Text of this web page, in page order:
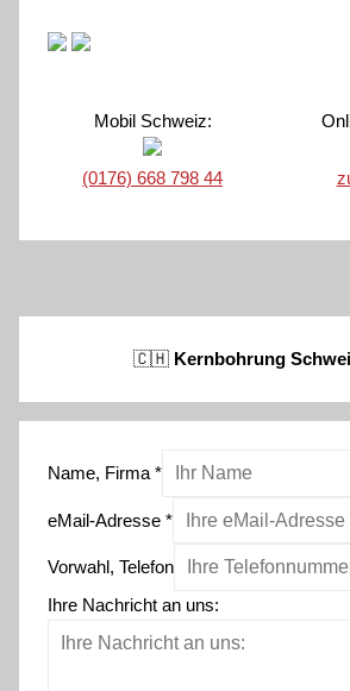
Mobil Schweiz:
(0176) 668 798 44
🇨🇭 Kernbohrung
Name, Firma *
eMail-Adresse *
Vorwahl, Telefon
Ihre Nachricht an uns: